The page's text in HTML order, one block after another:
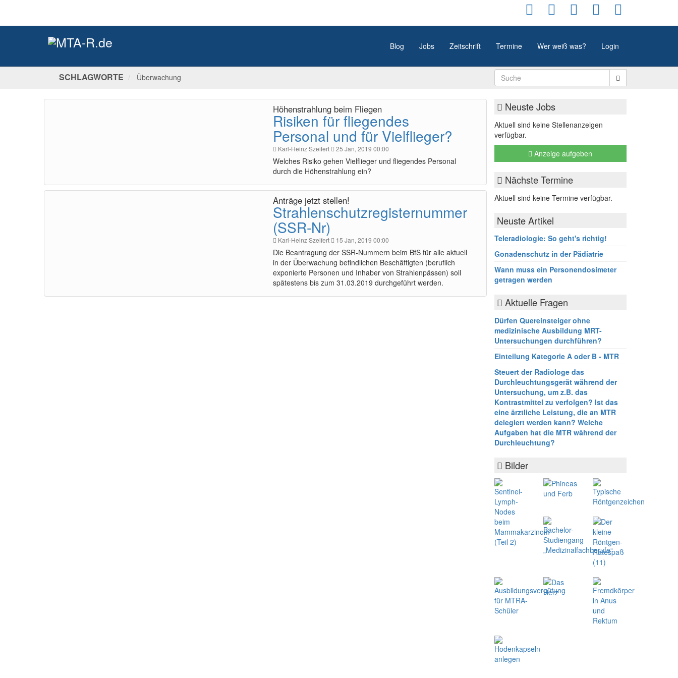
Blog Jobs Zeitschrift Termine Wer weiß was? Login
SCHLAGWORTE Überwachung
Höhenstrahlung beim Fliegen
Risiken für fliegendes
Personal und für Vielflieger?
Karl-Heinz Szeifert 25 Jan, 2019 00:00
Welches Risiko gehen Vielflieger und fliegendes Personal
durch die Höhenstrahlung ein?
Anträge jetzt stellen!
Strahlenschutzregisternummer
(SSR-Nr)
Karl-Heinz Szeifert 15 Jan, 2019 00:00
Die Beantragung der SSR-Nummern beim BfS für alle aktuell
in der Überwachung befindlichen Beschäftigten (beruflich
exponierte Personen und Inhaber von Strahlenpässen) soll
spätestens bis zum 31.03.2019 durchgeführt werden.
Neuste Jobs
Aktuell sind keine Stellenanzeigen
verfügbar.
Anzeige aufgeben
Nächste Termine
Aktuell sind keine Termine verfügbar.
Neuste Artikel
Teleradiologie: So geht's richtig!
Gonadenschutz in der Pädiatrie
Wann muss ein Personendosimeter
getragen werden
Aktuelle Fragen
Dürfen Quereinsteiger ohne
medizinische Ausbildung MRT-
Untersuchungen durchführen?
Einteilung Kategorie A oder B - MTR
Steuert der Radiologe das
Durchleuchtungsgerät während der
Untersuchung, um z.B. das
Kontrastmittel zu verfolgen? Ist das
eine ärztliche Leistung, die an MTR
delegiert werden kann? Welche
Aufgaben hat die MTR während der
Durchleuchtung?
Bilder